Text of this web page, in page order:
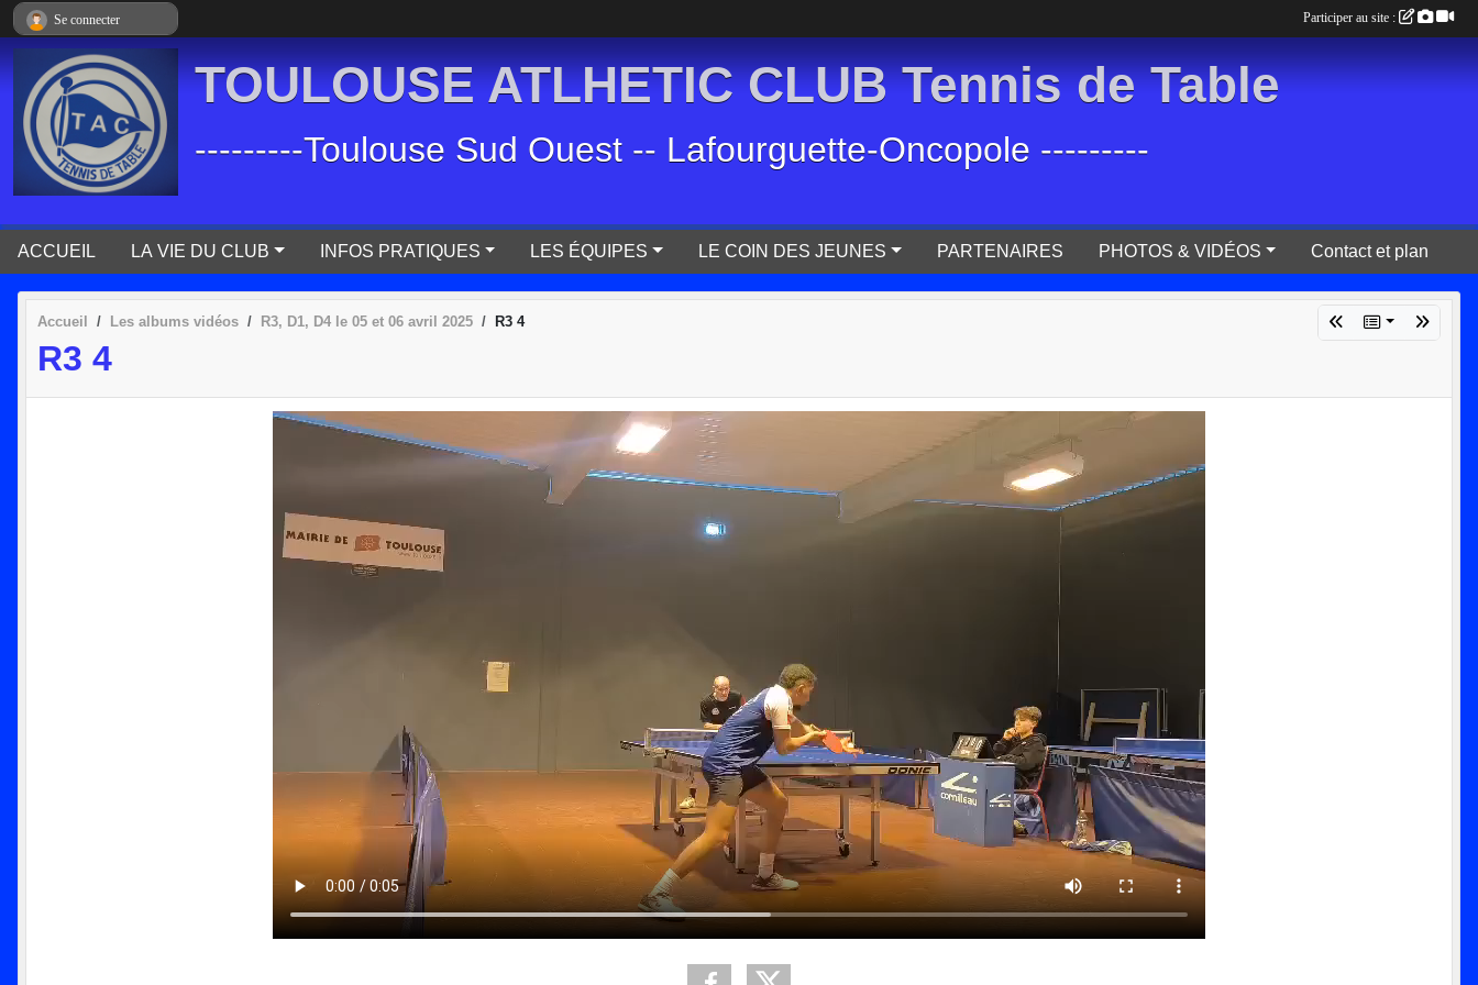
TOULOUSE ATLHETIC CLUB Tennis de Table
---------Toulouse Sud Ouest -- Lafourguette-Oncopole ---------
ACCUEIL LA VIE DU CLUB INFOS PRATIQUES LES ÉQUIPES LE COIN DES JEUNES PARTENAIRES PHOTOS & VIDÉOS Contact et plan
Accueil Les albums vidéos R3, D1, D4 le 05 et 06 avril 2025 R3 4
R3 4
Se connecter Participer au site :
Panneau de gestion des cookies